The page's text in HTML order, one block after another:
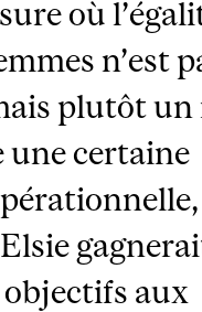
où
n’est
plutôt un
une certaine
aux